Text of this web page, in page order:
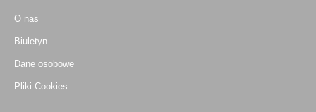
O nas
Biuletyn
Dane osobowe
Pliki Cookies